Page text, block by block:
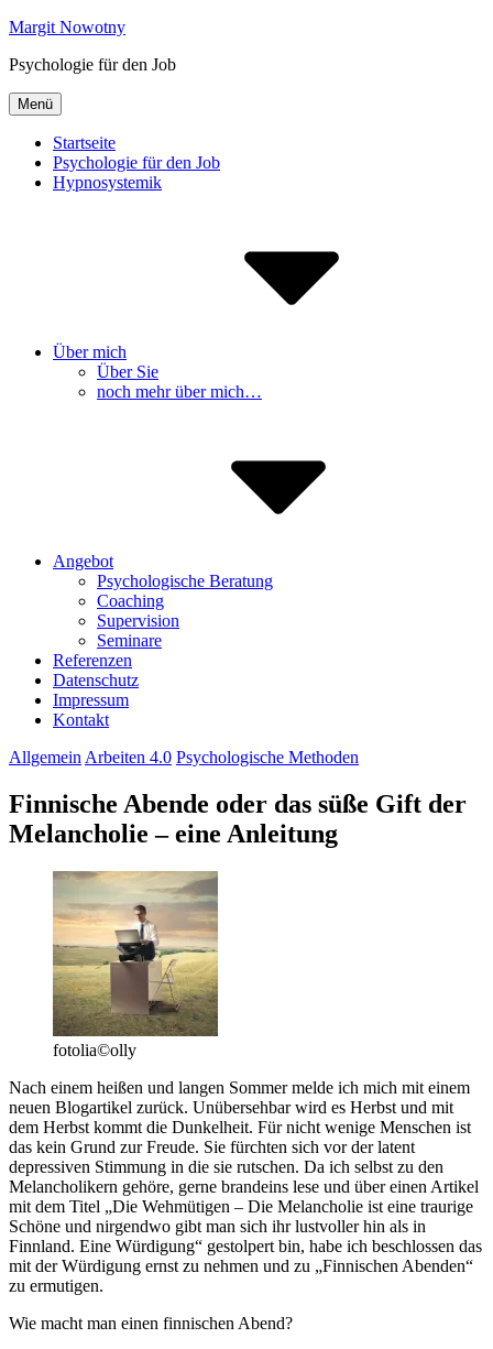
Inhalte
Margit Nowotny
Psychologie für den Job
Menü
Startseite
Psychologie für den Job
Hypnosystemik
Über mich
Über Sie
noch mehr über mich…
Angebot
Psychologische Beratung
Coaching
Supervision
Seminare
Referenzen
Datenschutz
Impressum
Kontakt
Allgemein Arbeiten 4.0 Psychologische Methoden
Finnische Abende oder das süße Gift der
Melancholie – eine Anleitung
fotolia©olly
Nach einem heißen und langen Sommer melde ich mich mit einem
neuen Blogartikel zurück. Unübersehbar wird es Herbst und mit
dem Herbst kommt die Dunkelheit. Für nicht wenige Menschen ist
das kein Grund zur Freude. Sie fürchten sich vor der latent
depressiven Stimmung in die sie rutschen. Da ich selbst zu den
Melancholikern gehöre, gerne brandeins lese und über einen Artikel
mit dem Titel „Die Wehmütigen – Die Melancholie ist eine traurige
Schöne und nirgendwo gibt man sich ihr lustvoller hin als in
Finnland. Eine Würdigung“ gestolpert bin, habe ich beschlossen das
mit der Würdigung ernst zu nehmen und zu „Finnischen Abenden“
zu ermutigen.
Wie macht man einen finnischen Abend?